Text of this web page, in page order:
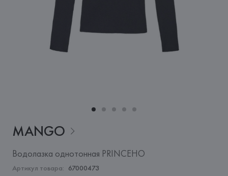
MANGO
Водолазка однотонная PRINCEHO
Артикул товара: 67000473